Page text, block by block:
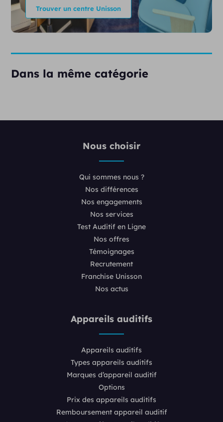
Trouver un centre Unisson
Dans la même catégorie
Nous choisir
Qui sommes nous ?
Nos différences
Nos engagements
Nos services
Test Auditif en Ligne
Nos offres
Témoignages
Recrutement
Franchise Unisson
Nos actus
Appareils auditifs
Appareils auditifs
Types appareils auditifs
Marques d’appareil auditif
Options
Prix des appareils auditifs
Remboursement appareil auditif